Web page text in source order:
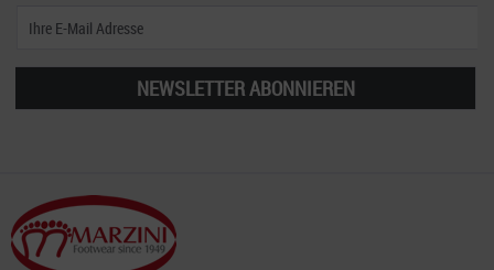
NEWSLETTER ABONNIEREN